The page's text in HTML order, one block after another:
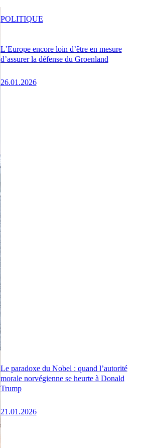
L’Europe encore loin d’être en mesure
d’assurer la défense du Groenland
26.01.2026
POLITIQUE
Le paradoxe du Nobel : quand l’autorité
morale norvégienne se heurte à Donald
Trump
21.01.2026